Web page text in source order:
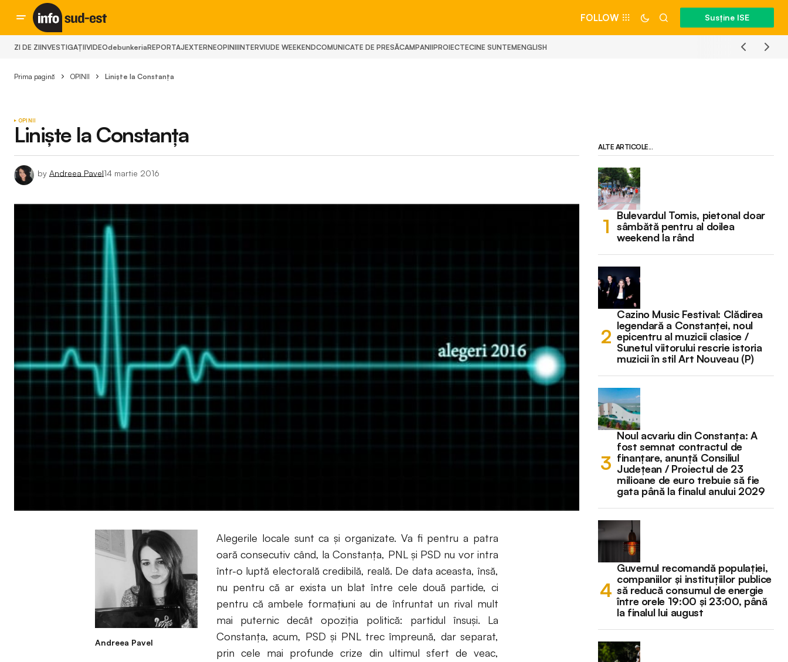
FOLLOW Susține ISE
ZI DE ZIINVESTIGAȚIIVIDEOdebunkeriaREPORTAJEXTERNEOPINIIINTERVIUDE WEEKENDCOMUNICATE DE PRESĂCAMPANIIPROIECTECINE SUNTEMENGLISH
Prima pagină OPINII Liniște la Constanța
OPINII
Liniște la Constanța
by Andreea Pavel14 martie 2016
Andreea Pavel
Alegerile locale sunt ca și organizate. Va fi pentru a patra
oară consecutiv când, la Constanța, PNL și PSD nu vor intra
într-o luptă electorală credibilă, reală. De data aceasta, însă,
nu pentru că ar exista un blat între cele două partide, ci
pentru că ambele formațiuni au de înfruntat un rival mult
mai puternic decât opoziția politică: partidul însuși. La
Constanța, acum, PSD și PNL trec împreună, dar separat,
prin cele mai profunde crize din ultimul sfert de veac,
ALTE ARTICOLE...
Bulevardul Tomis, pietonal doar
sâmbătă pentru al doilea
weekend la rând
Cazino Music Festival: Clădirea
legendară a Constanței, noul
epicentru al muzicii clasice /
Sunetul viitorului rescrie istoria
muzicii în stil Art Nouveau (P)
Noul acvariu din Constanța: A
fost semnat contractul de
finanțare, anunță Consiliul
Județean / Proiectul de 23
milioane de euro trebuie să fie
gata până la finalul anului 2029
Guvernul recomandă populației,
companiilor și instituțiilor publice
să reducă consumul de energie
între orele 19:00 și 23:00, până
la finalul lui august